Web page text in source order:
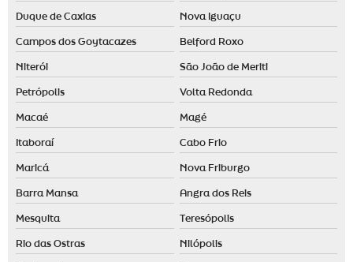
Criação de aromas personalizados sp
Desenvolvimento de aromas para empresas
Desenvolvimento de aromas para lojas
Desenvolvimento de aromas personalizadas
Desenvolvimento de fragrância
Desodorante de ambiente
Desodorizador de ambiente automático
Duque de Caxias Nova Iguaçu
Campos dos Goytacazes Belford Roxo
Niterói São João de Meriti
Petrópolis Volta Redonda
Macaé Magé
Itaboraí Cabo Frio
Maricá Nova Friburgo
Barra Mansa Angra dos Reis
Mesquita Teresópolis
Rio das Ostras Nilópolis